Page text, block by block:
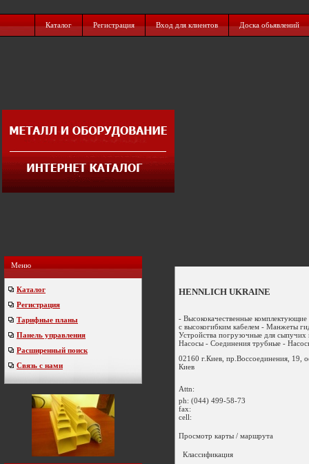
Каталог Регистрация Вход для клиентов Доска обьявлений
Меню
Каталог
Регистрация
Тарифные планы
Панель управления
Расширенный поиск
Связь с нами
HENNLICH UKRAINE
- Высококачественные комплектующие
с высокогибким кабелем - Манжеты
Устройства погрузочные для сыпучих
Насосы - Соединения трубные -
02160 г.Киев, пр.Воссоединения, 19,
Киев
Attn:
ph: (044) 499-58-73
fax:
cell:
Просмотр карты / маршрута
Классификация